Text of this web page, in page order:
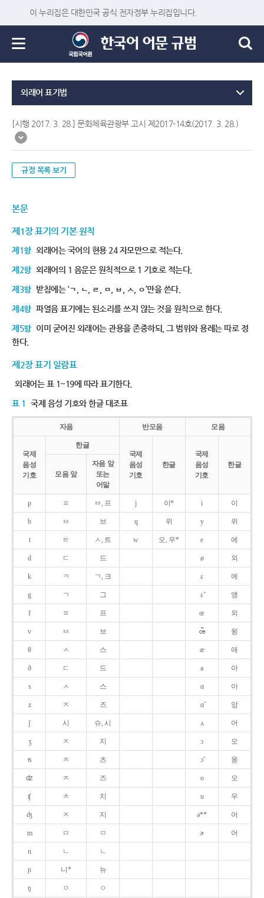
이 누리집은 대한민국 공식 전자정부 누리집입니다.
외래어 표기법
[시행 2017. 3. 28.] 문화체육관광부 고시 제2017-14호(2017. 3. 28.)
규정 목록 보기
본문
제1장 표기의 기본 원칙
제1항 외래어는 국어의 현용 24 자모만으로 적는다.
제2항 외래어의 1 음운은 원칙적으로 1 기호로 적는다.
제3항 받침에는 ‘ㄱ, ㄴ, ㄹ, ㅁ, ㅂ, ㅅ, ㅇ’만을 쓴다.
제4항 파열음 표기에는 된소리를 쓰지 않는 것을 원칙으로 한다.
제5항 이미 굳어진 외래어는 관용을 존중하되, 그 범위와 용례는 따로 정
한다.
제2장 표기 일람표
외래어는 표 1~19에 따라 표기한다.
표 1 국제 음성 기호와 한글 대조표
자음 반모음 모음
국제
음성
기호
한글
국제
음성
기호
한글
국제
음성
기호
한글
모음 앞
자음 앞
또는
어말
p ㅍ ㅂ, 프 j 이* i 이
b ㅂ 브 ɥ 위 y 위
t ㅌ ㅅ, 트 w 오, 우* e 에
d ㄷ 드 ø 외
k ㅋ ㄱ, 크 ɛ 에
g ㄱ 그 ɛ̃ 앵
f ㅍ 프 œ 외
v ㅂ 브 욍
θ ㅅ 스 æ 애
ð ㄷ 드 a 아
s ㅅ 스 ɑ 아
z ㅈ 즈 ɑ̃ 앙
ʃ 시 슈, 시 ʌ 어
ʒ ㅈ 지 ɔ 오
ʦ ㅊ 츠 ɔ̃ 옹
ʣ ㅈ 즈 o 오
ʧ ㅊ 치 u 우
ʤ ㅈ 지 ə** 어
m ㅁ ㅁ ɚ 어
n ㄴ ㄴ
ɲ 니* 뉴
ŋ ㅇ ㅇ